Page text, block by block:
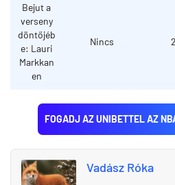
Bejut a
verseny
döntőjéb
e: Lauri
Markkan
en
Nincs
FOGADJ AZ UNIBETTEL AZ
Vadász Róka